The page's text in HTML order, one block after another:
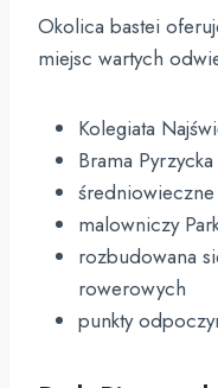
Okolica bastei
miejsc wartych
Kolegiata
Brama Pyrzycka
malowniczy
rozbudowana
rowerowych
punkty